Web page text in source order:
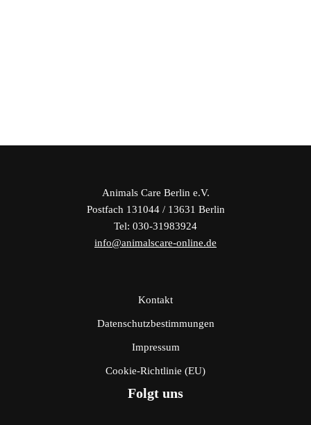
Animals Care Berlin e.V.
Postfach 131044 / 13631 Berlin
Tel: 030-31983924
info@animalscare-online.de
Kontakt
Datenschutzbestimmungen
Impressum
Cookie-Richtlinie (EU)
Folgt uns